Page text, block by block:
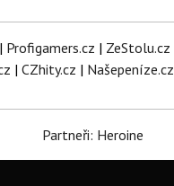
| Profigamers.cz | ZeStolu.cz
| CZhity.cz | Našepeníze.cz
Partneři: Heroine